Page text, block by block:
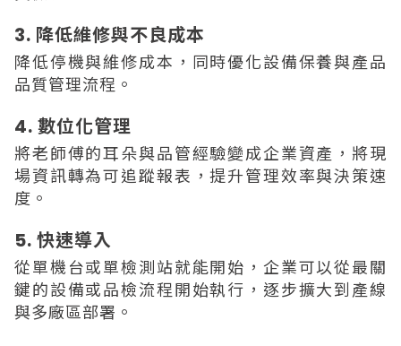
3. 降低維修與不良成本
降低停機與維修成本，同時優化設備保養與產品
品質管理流程。
4. 數位化管理
將老師傅的耳朵與品管經驗變成企業資產，將現
場資訊轉為可追蹤報表，提升管理效率與決策速
度。
5. 快速導入
從單機台或單檢測站就能開始，企業可以從最關
鍵的設備或品檢流程開始執行，逐步擴大到產線
與多廠區部署。